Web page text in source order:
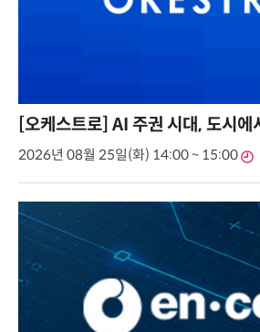
[오케스트로] AI 주권 시대, 도시에
2026년 08월 25일(화) 14:00 ~ 15:00